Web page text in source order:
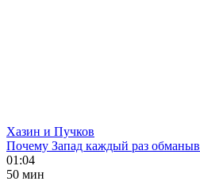
Хазин и Пучков
Почему Запад каждый раз
01:04
50 мин